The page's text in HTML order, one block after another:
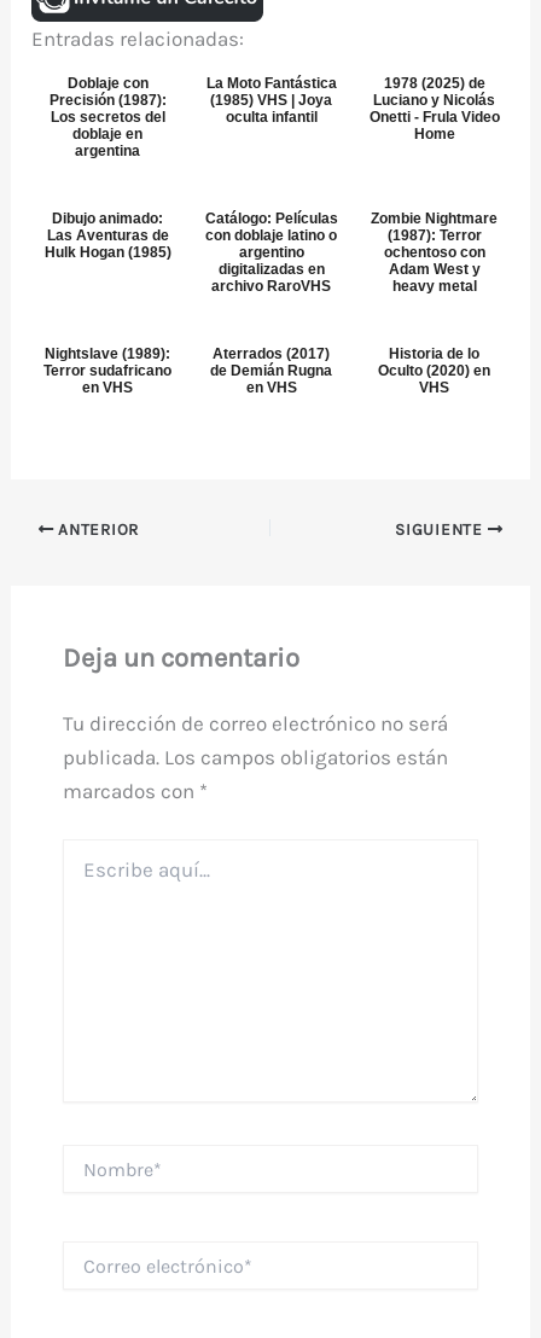
Entradas relacionadas:
Doblaje con
Precisión (1987):
Los secretos del
doblaje en
argentina
La Moto Fantástica
(1985) VHS | Joya
oculta infantil
1978 (2025) de
Luciano y Nicolás
Onetti - Frula Video
Home
Dibujo animado:
Las Aventuras de
Hulk Hogan (1985)
Catálogo: Películas
con doblaje latino o
argentino
digitalizadas en
archivo RaroVHS
Zombie Nightmare
(1987): Terror
ochentoso con
Adam West y
heavy metal
Nightslave (1989):
Terror sudafricano
en VHS
Aterrados (2017)
de Demián Rugna
en VHS
Historia de lo
Oculto (2020) en
VHS
ANTERIOR SIGUIENTE
Deja un comentario
Tu dirección de correo electrónico no será
publicada. Los campos obligatorios están
marcados con *
aquí...
electrónico*